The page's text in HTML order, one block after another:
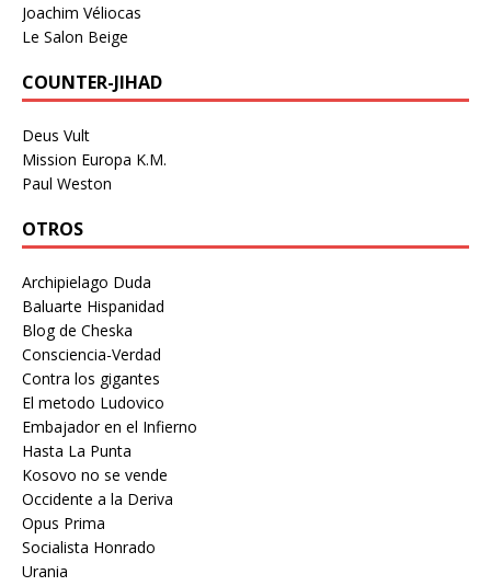
Joachim Véliocas
Le Salon Beige
COUNTER-JIHAD
Deus Vult
Mission Europa K.M.
Paul Weston
OTROS
Archipielago Duda
Baluarte Hispanidad
Blog de Cheska
Consciencia-Verdad
Contra los gigantes
El metodo Ludovico
Embajador en el Infierno
Hasta La Punta
Kosovo no se vende
Occidente a la Deriva
Opus Prima
Socialista Honrado
Urania